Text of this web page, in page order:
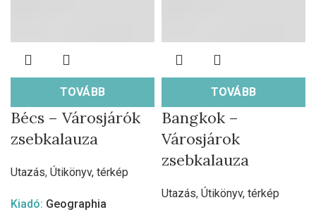
TOVÁBB
Bécs – Városjárók
zsebkalauza
Utazás, Útikönyv, térkép
Kiadó: Geographia
TOVÁBB
Bangkok –
Városjárok
zsebkalauza
Utazás, Útikönyv, térkép